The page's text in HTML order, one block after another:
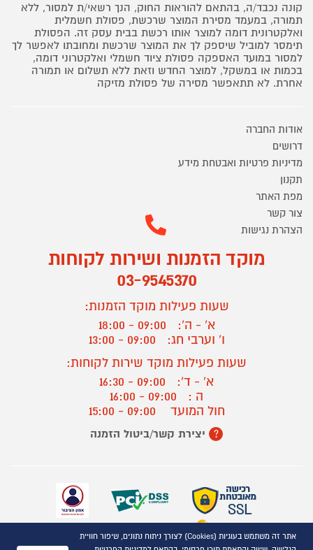
קונה נכבד/ה, בהתאם להוראות החוק, הנך רשאי/ת למסור, ללא
תמורה, במעמד מסירת המוצר שרכשת, פסולת חשמלית
ואלקטרונית דומה למוצר אותו רכשת בבית עסק זה. הפסולת
תימסר למוביל שיספק לך את המוצר שרכשת ומחובתו לאפשר לך
למסור במועד האספקה פסולת ציוד חשמלי ואלקטרוני דומה,
בכמות או במשקל, למוצר החדש וזאת ללא תשלום או תמורה
אחרת. לא תתאפשר מסירה של פסולת מזיקה
אודות החברה
דרושים
מדיניות פרטיות ואבטחת מידע
תקנון
מפת האתר
צור קשר
הצהרת נגישות
מוקד הזמנות ושירות לקוחות
03-9545370
שעות פעילות מוקד הזמנות:
א' - ה':
09:00 - 18:00
ו' וערבי חג:
09:00 - 13:00
שעות פעילות מוקד שירות לקוחות:
א' - ד':
09:00 - 16:30
ה :
09:00 - 16:00
חול המועד
? יצירת קשר/ביטול הזמנה
כל הזכויות שמורות P1000© 2021
אתר זה משתמש בעוגיות (Cookies) לצורך ניתוח נתונים, שיפור חוויית